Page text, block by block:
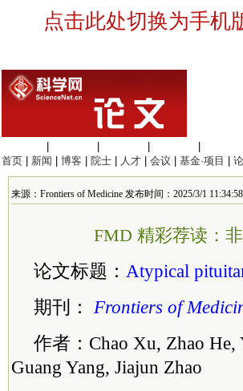
点击此处切换为手机
首页
新闻 博客 院士 人才 会议 基金·项目
来源：Frontiers of Medicine 发布时间：2025/3/1 11:34:58
FMD 精彩荐读：
论文标题： Atypical
期刊： Frontiers of
作者：Chao Xu, Zhao He,
Guang Yang, Jiajun Zhao